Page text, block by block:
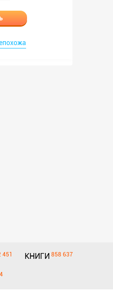
451 КНИГИ 858 637